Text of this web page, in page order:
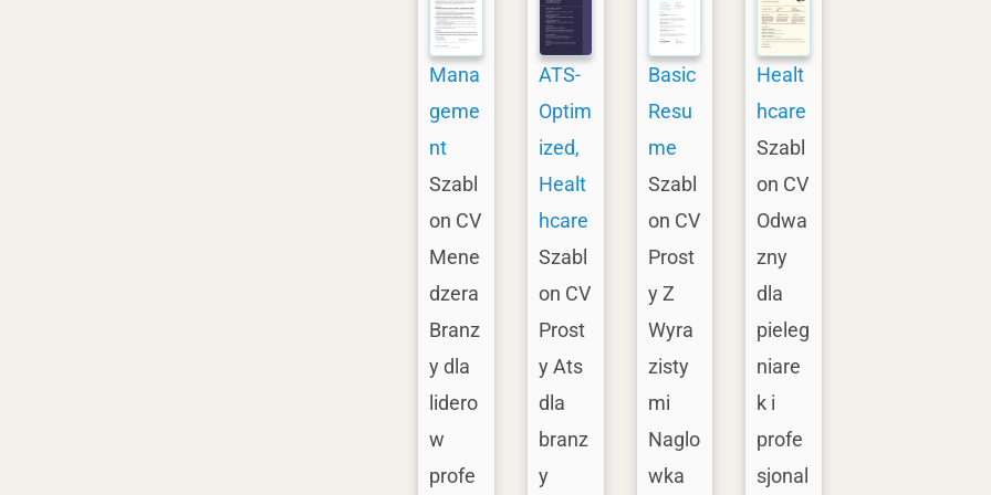
Mana
geme
nt
Szabl
on CV
Mene
dzera
Branz
y dla
lidero
w
profe
ATS-
Optim
ized,
Healt
hcare
Szabl
on CV
Prost
y Ats
dla
branz
y
Basic
Resu
me
Szabl
on CV
Prost
y Z
Wyra
zisty
mi
Naglo
wka
Healt
hcare
Szabl
on CV
Odwa
zny
dla
pieleg
niare
k i
profe
sjonal